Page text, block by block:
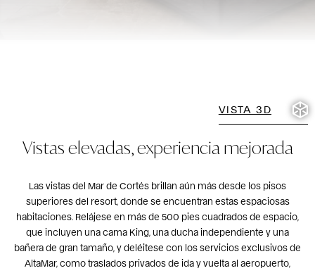
VISTA 3D
Vistas elevadas, experiencia mejorada
Las vistas del Mar de Cortés brillan aún más desde los pisos
superiores del resort, donde se encuentran estas espaciosas
habitaciones. Relájese en más de 500 pies cuadrados de espacio,
que incluyen una cama King, una ducha independiente y una
bañera de gran tamaño, y deléitese con los servicios exclusivos de
AltaMar, como traslados privados de ida y vuelta al aeropuerto,